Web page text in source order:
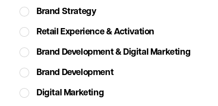
Brand Strategy
Retail Experience & Activation
Brand Development & Digital Marketing
Brand Development
Digital Marketing